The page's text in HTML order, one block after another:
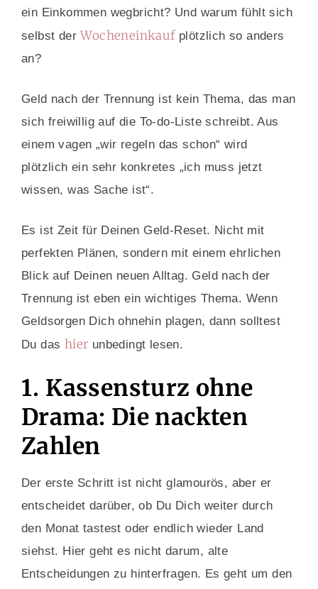
ein Einkommen wegbricht? Und warum fühlt sich
selbst derWocheneinkaufplötzlich so anders
an?
Geld nach der Trennung ist kein Thema, das man
sich freiwillig auf die To-do-Liste schreibt. Aus
einem vagen „wir regeln das schon“ wird
plötzlich ein sehr konkretes „ich muss jetzt
wissen, was Sache ist“.
Es ist Zeit für Deinen Geld-Reset. Nicht mit
perfekten Plänen, sondern mit einem ehrlichen
Blick auf Deinen neuen Alltag. Geld nach der
Trennung ist eben ein wichtiges Thema. Wenn
Geldsorgen Dich ohnehin plagen, dann solltest
Du das hier unbedingt lesen.
1. Kassensturz ohne
Drama: Die nackten
Zahlen
Der erste Schritt ist nicht glamourös, aber er
entscheidet darüber, ob Du Dich weiter durch
den Monat tastest oder endlich wieder Land
siehst. Hier geht es nicht darum, alte
Entscheidungen zu hinterfragen. Es geht um den